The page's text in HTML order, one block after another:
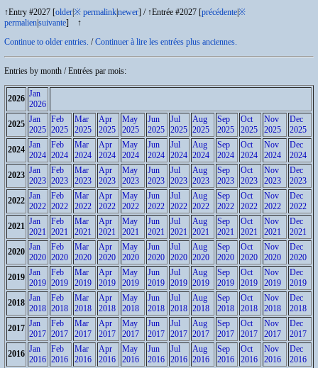
↑Entry #2027 [older|※ permalink|newer] / ↑Entrée #2027 [précédente|※
permalien|suivante] ↑
Continue to older entries. /Continuer à lire les entrées plus anciennes.
Entries by month /Entrées par mois:
2026 Jan
2026
2025 Jan
2025
Feb
2025
Mar
2025
Apr
2025
May
2025
Jun
2025
Jul
2025
Aug
2025
Sep
2025
Oct
2025
Nov
2025
Dec
2025
2024 Jan
2024
Feb
2024
Mar
2024
Apr
2024
May
2024
Jun
2024
Jul
2024
Aug
2024
Sep
2024
Oct
2024
Nov
2024
Dec
2024
2023 Jan
2023
Feb
2023
Mar
2023
Apr
2023
May
2023
Jun
2023
Jul
2023
Aug
2023
Sep
2023
Oct
2023
Nov
2023
Dec
2023
2022 Jan
2022
Feb
2022
Mar
2022
Apr
2022
May
2022
Jun
2022
Jul
2022
Aug
2022
Sep
2022
Oct
2022
Nov
2022
Dec
2022
2021 Jan
2021
Feb
2021
Mar
2021
Apr
2021
May
2021
Jun
2021
Jul
2021
Aug
2021
Sep
2021
Oct
2021
Nov
2021
Dec
2021
2020 Jan
2020
Feb
2020
Mar
2020
Apr
2020
May
2020
Jun
2020
Jul
2020
Aug
2020
Sep
2020
Oct
2020
Nov
2020
Dec
2020
2019 Jan
2019
Feb
2019
Mar
2019
Apr
2019
May
2019
Jun
2019
Jul
2019
Aug
2019
Sep
2019
Oct
2019
Nov
2019
Dec
2019
2018 Jan
2018
Feb
2018
Mar
2018
Apr
2018
May
2018
Jun
2018
Jul
2018
Aug
2018
Sep
2018
Oct
2018
Nov
2018
Dec
2018
2017 Jan
2017
Feb
2017
Mar
2017
Apr
2017
May
2017
Jun
2017
Jul
2017
Aug
2017
Sep
2017
Oct
2017
Nov
2017
Dec
2017
2016 Jan
2016
Feb
2016
Mar
2016
Apr
2016
May
2016
Jun
2016
Jul
2016
Aug
2016
Sep
2016
Oct
2016
Nov
2016
Dec
2016